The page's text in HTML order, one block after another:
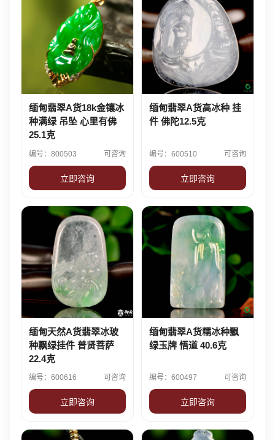
缅甸翡翠A货18k金镶冰
种满绿 吊坠 心里有佛
25.1克
编号：800503 可咨询
立即咨询
缅甸翡翠A货高冰种 挂
件 佛陀12.5克
编号：600510 可咨询
立即咨询
缅甸天然A货翡翠冰玻
种飘绿挂件 普贤菩萨
22.4克
编号：600616 可咨询
立即咨询
缅甸翡翠A货糯冰种飘
绿玉牌 悟道 40.6克
编号：600497 可咨询
立即咨询